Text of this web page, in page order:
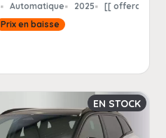
Automatique 2025
[[
Prix en baisse
EN STOCK